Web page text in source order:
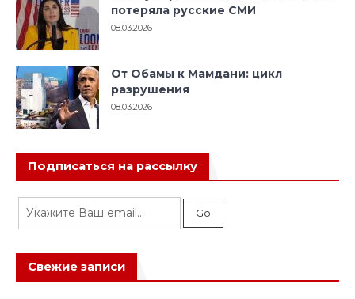
потеряла русские СМИ
08.03.2026
От Обамы к Мамдани: цикл
разрушения
08.03.2026
Подписаться на рассылку
Свежие записи